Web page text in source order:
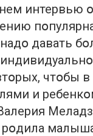
интервью
давать
чтօбы
и